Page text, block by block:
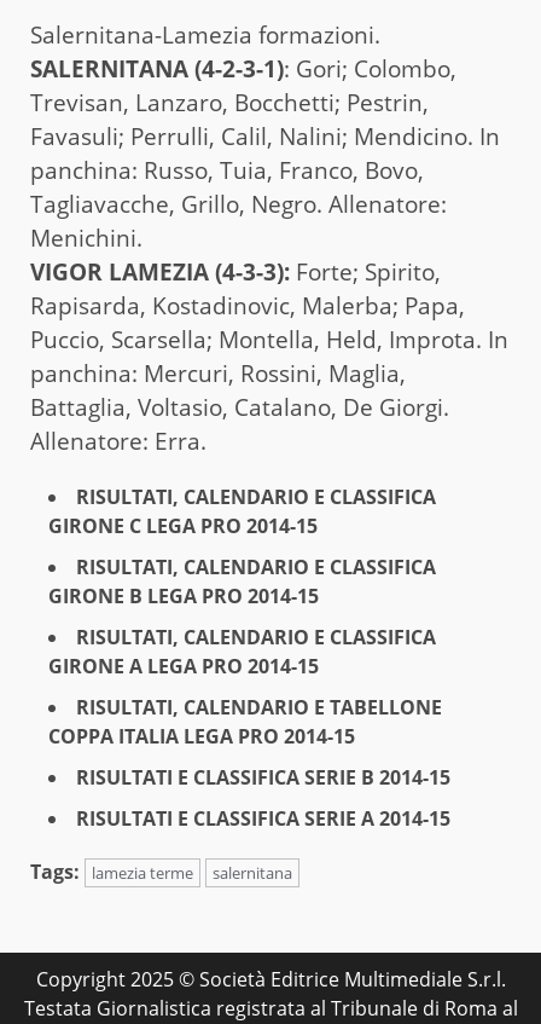
Salernitana-Lamezia formazioni.
SALERNITANA (4-2-3-1): Gori; Colombo,
Trevisan, Lanzaro, Bocchetti; Pestrin,
Favasuli; Perrulli, Calil, Nalini; Mendicino. In
panchina: Russo, Tuia, Franco, Bovo,
Tagliavacche, Grillo, Negro. Allenatore:
Menichini.
VIGOR LAMEZIA (4-3-3): Forte; Spirito,
Rapisarda, Kostadinovic, Malerba; Papa,
Puccio, Scarsella; Montella, Held, Improta. In
panchina: Mercuri, Rossini, Maglia,
Battaglia, Voltasio, Catalano, De Giorgi.
Allenatore: Erra.
RISULTATI, CALENDARIO E CLASSIFICA
GIRONE C LEGA PRO 2014-15
RISULTATI, CALENDARIO E CLASSIFICA
GIRONE B LEGA PRO 2014-15
RISULTATI, CALENDARIO E CLASSIFICA
GIRONE A LEGA PRO 2014-15
RISULTATI, CALENDARIO E TABELLONE
COPPA ITALIA LEGA PRO 2014-15
RISULTATI E CLASSIFICA SERIE B 2014-15
RISULTATI E CLASSIFICA SERIE A 2014-15
Tags:
lamezia terme salernitana
Copyright 2025 © Società Editrice Multimediale S.r.l.
Testata Giornalistica registrata al Tribunale di Roma al